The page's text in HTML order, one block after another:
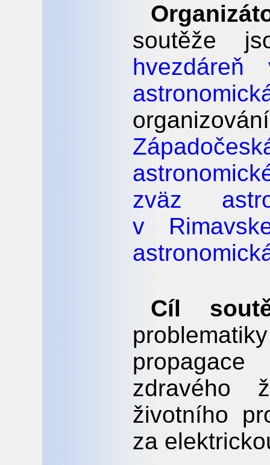
soutěže
hvezdáreň
zväz
v
Cíl
zdravého
životního
za